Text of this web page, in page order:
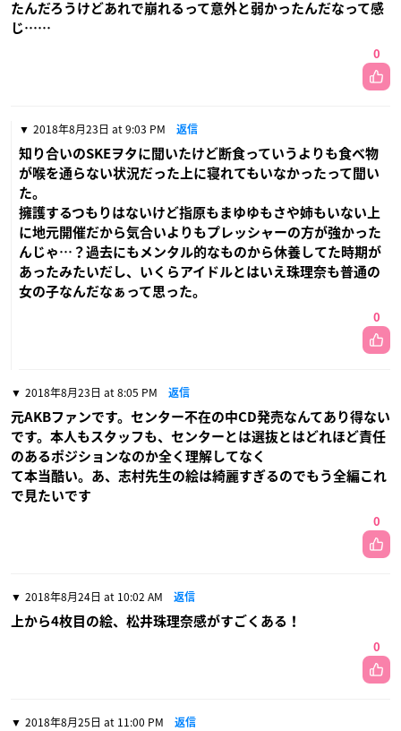
たんだろうけどあれで崩れるって意外と弱かったんだなって感
じ……
0
2018年8月23日 at 9:03 PM 返信
知り合いのSKEヲタに聞いたけど断食っていうよりも食べ物
が喉を通らない状況だった上に寝れてもいなかったって聞い
た。
擁護するつもりはないけど指原もまゆゆもさや姉もいない上
に地元開催だから気合いよりもプレッシャーの方が強かった
んじゃ…？過去にもメンタル的なものから休養してた時期が
あったみたいだし、いくらアイドルとはいえ珠理奈も普通の
女の子なんだなぁって思った。
0
2018年8月23日 at 8:05 PM 返信
元AKBファンです。センター不在の中CD発売なんてあり得ない
です。本人もスタッフも、センターとは選抜とはどれほど責任
のあるポジションなのか全く理解してなく
て本当酷い。あ、志村先生の絵は綺麗すぎるのでもう全編これ
で見たいです
0
2018年8月24日 at 10:02 AM 返信
上から4枚目の絵、松井珠理奈感がすごくある！
0
2018年8月25日 at 11:00 PM 返信